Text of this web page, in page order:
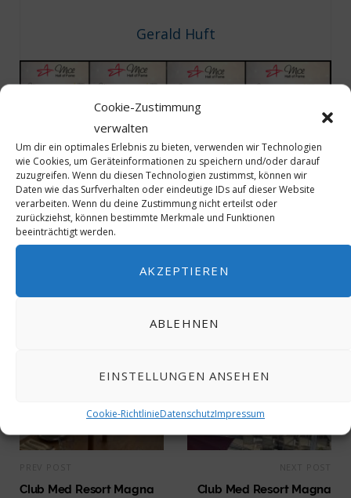
Cookie-Zustimmung
verwalten
Um dir ein optimales Erlebnis zu bieten, verwenden wir Technologien
wie Cookies, um Geräteinformationen zu speichern und/oder darauf
zuzugreifen. Wenn du diesen Technologien zustimmst, können wir
Daten wie das Surfverhalten oder eindeutige IDs auf dieser Website
verarbeiten. Wenn du deine Zustimmung nicht erteilst oder
zurückziehst, können bestimmte Merkmale und Funktionen
beeinträchtigt werden.
AKZEPTIEREN
ABLEHNEN
EINSTELLUNGEN ANSEHEN
Cookie-RichtlinieDatenschutzImpressum
Gerald Huft
KUNSTEVENT MESSE ARTMUC
0
Club Med Resort Magna
Club Med Resort Magna